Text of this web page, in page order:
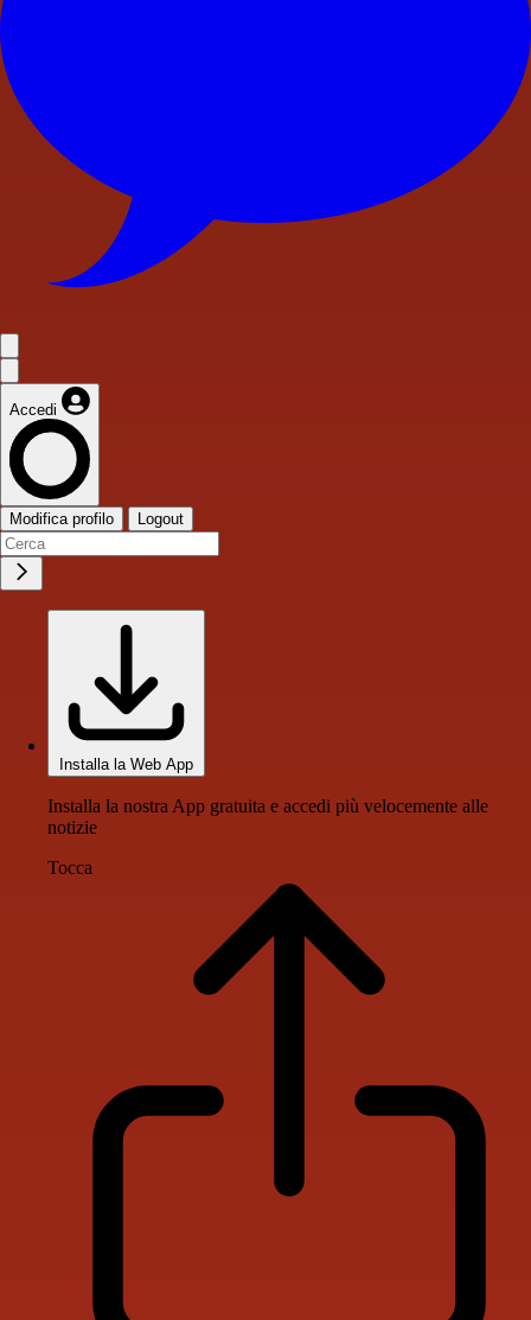
Accedi
Modifica profilo Logout
Installa la Web App
Installa la nostra App gratuita e accedi più velocemente alle
notizie
Tocca